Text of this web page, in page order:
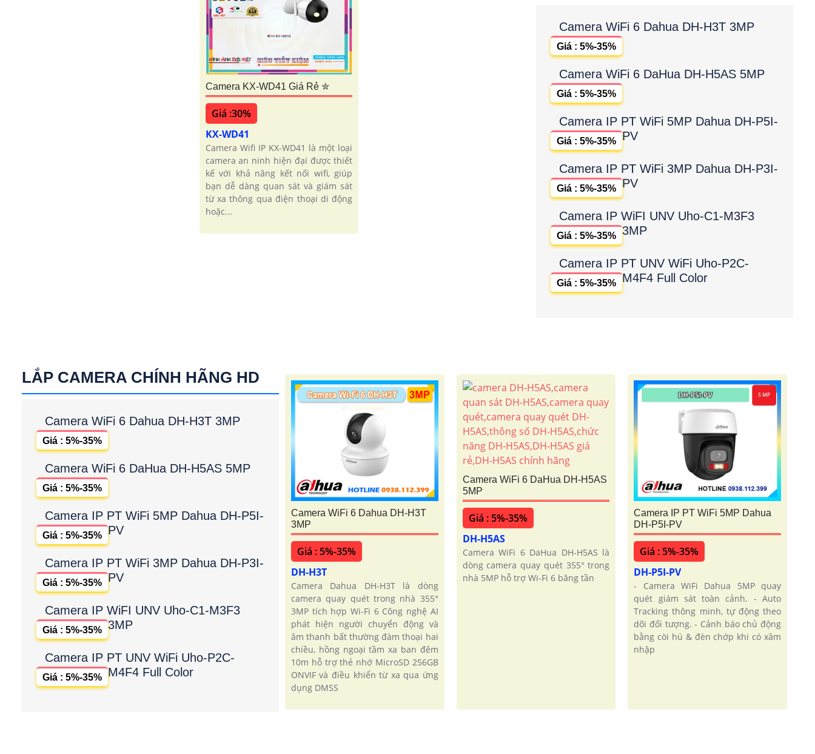
Camera KX-WD41 Giá Rẻ ✮
Giá :30%
KX-WD41
Camera Wifi IP KX-WD41 là một loại
camera an ninh hiện đại được thiết
kế với khả năng kết nối wifi, giúp
bạn dễ dàng quan sát và giám sát
từ xa thông qua điện thoại di động
hoặc...
Camera WiFi 6 Dahua DH-H3T 3MP
Giá : 5%-35%
Camera WiFi 6 DaHua DH-H5AS 5MP
Giá : 5%-35%
Camera IP PT WiFi 5MP Dahua DH-P5I-
PV
Giá : 5%-35%
Camera IP PT WiFi 3MP Dahua DH-P3I-
PV
Giá : 5%-35%
Camera IP WiFI UNV Uho-C1-M3F3
3MP
Giá : 5%-35%
Camera IP PT UNV WiFi Uho-P2C-
M4F4 Full Color
Giá : 5%-35%
LẮP CAMERA CHÍNH HÃNG HD
Camera WiFi 6 Dahua DH-H3T 3MP
Giá : 5%-35%
Camera WiFi 6 DaHua DH-H5AS 5MP
Giá : 5%-35%
Camera IP PT WiFi 5MP Dahua DH-P5I-
PV
Giá : 5%-35%
Camera IP PT WiFi 3MP Dahua DH-P3I-
PV
Giá : 5%-35%
Camera IP WiFI UNV Uho-C1-M3F3
3MP
Giá : 5%-35%
Camera IP PT UNV WiFi Uho-P2C-
M4F4 Full Color
Giá : 5%-35%
Camera WiFi 6 Dahua DH-H3T
3MP
Giá : 5%-35%
DH-H3T
Camera Dahua DH-H3T là dòng
camera quay quét trong nhà 355°
3MP tích hợp Wi-Fi 6 Công nghệ AI
phát hiện người chuyển động và
âm thanh bất thường đàm thoại hai
chiều, hồng ngoại tầm xa ban đêm
10m hỗ trợ thẻ nhớ MicroSD 256GB
ONVIF và điều khiển từ xa qua ứng
dụng DMSS
Camera WiFi 6 DaHua DH-H5AS
5MP
Giá : 5%-35%
DH-H5AS
Camera WiFi 6 DaHua DH-H5AS là
dòng camera quay quét 355° trong
nhà 5MP hỗ trợ Wi-Fi 6 băng tần
Camera IP PT WiFi 5MP Dahua
DH-P5I-PV
Giá : 5%-35%
DH-P5I-PV
- Camera WiFi Dahua 5MP quay
quét giám sát toàn cảnh. - Auto
Tracking thông minh, tự động theo
dõi đối tượng. - Cảnh báo chủ động
bằng còi hú & đèn chớp khi có xâm
nhập